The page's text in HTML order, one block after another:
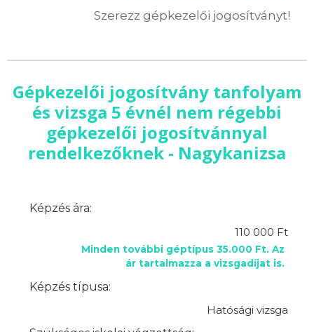
Szerezz gépkezelői jogosítványt!
Gépkezelői jogosítvány tanfolyam
és vizsga 5 évnél nem régebbi
gépkezelői jogosítvánnyal
rendelkezőknek - Nagykanizsa
Képzés ára:
110 000 Ft
Minden további géptípus 35.000 Ft. Az
ár tartalmazza a vizsgadíjat is.
Képzés típusa:
Hatósági vizsga